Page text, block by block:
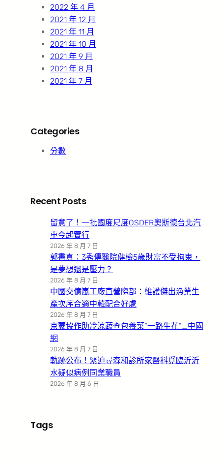
2022 年 4 月
2021 年 12 月
2021 年 11 月
2021 年 10 月
2021 年 9 月
2021 年 8 月
2021 年 7 月
Categories
分數
Recent Posts
留意了！一批國度尺度OSDER奧斯德台北汽
車今起實行
2026 年 8 月 7 日
郭書真：3秀傳醫院健檢5歲財富不受拘束，
是夢想還是壓力？
2026 年 8 月 7 日
中國交億嵐工廠直營際部：維護傑出漁業生
產次序合適中韓配合好處
2026 年 8 月 7 日
京蒙協作助冷涼蔬查包養菜“一路生花”_中國
網
2026 年 8 月 7 日
軌跡公布！緊迫尋森和診所家醫科覓臨沂沂
水疑似病例同業職員
2026 年 8 月 6 日
Tags